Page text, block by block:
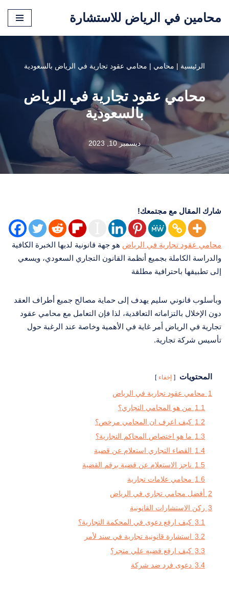
محامين في الرياض للاستشارة
الرئيسية | محامي | محامي عقود تجارية في الرياض بالسعودية
محامي عقود تجارية في الرياض
بالسعودية
ديسمبر 10, 2023
شارك المقال مع مجتمعك!
محامي عقود تجارية في الرياض هو جهة قانونية لديها الخبرة الكافية
والدراسة الكاملة بجميع أنظمة القانون التجاري السعودي، ويسعي
إلى تطبيقها باحترافية مطلقة
وبأسلوب قانوني سليم يهدف إلى حماية مصالح جميع أطراف العقد
دون الإخلال بالتزاماته التعاقدية، لذا فإن التعامل مع محامي عقود
تجارية في الرياض أمر غاية في الأهمية وخاصة عند الرغبة حول
تأسيس شركة تجارية.
المحتويات إخفاء
1 محامي عقود تجارية في الرياض
1.1 من هو المحامي التجاري؟
1.2 كيف اعرف ان المحامي مرخص؟
1.3 ما هو اختصاص المحاكم التجارية؟
1.4
القضاء التجاري استعلام عن قضية
1.5 ناجز الاستعلام عن قضية برقم القضية
1.6 محامي علامات تجارية
2
أفضل محامي تجاري في الرياض
3 ركن الاستشارات القانونية
3.1 كيف ارفع دعوى في المحكمة التجارية؟
3.2
استشارة قانونية تجارية في سند لأمر
3.3 كيف ارفع قضيه علي متجر؟
3.4 دعوى فرد ضد شركة